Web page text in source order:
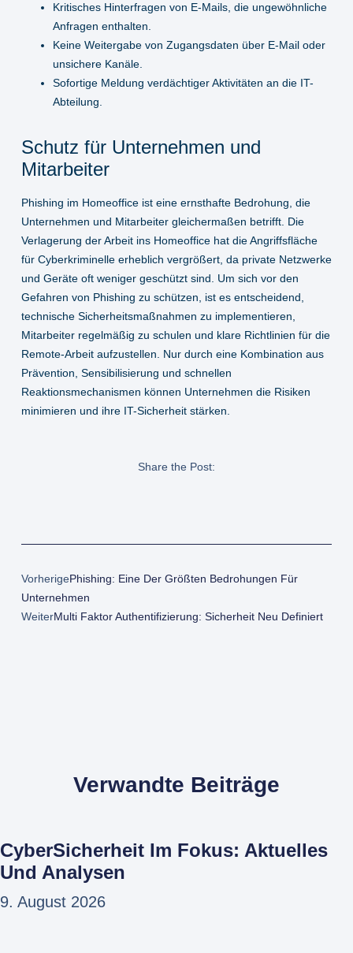
Kritisches Hinterfragen von E-Mails, die ungewöhnliche
Anfragen enthalten.
Keine Weitergabe von Zugangsdaten über E-Mail oder
unsichere Kanäle.
Sofortige Meldung verdächtiger Aktivitäten an die IT-
Abteilung.
Schutz für Unternehmen und
Mitarbeiter
Phishing im Homeofficeist eine ernsthafte Bedrohung, die
Unternehmen und Mitarbeiter gleichermaßen betrifft. Die
Verlagerung der Arbeit ins Homeoffice hat die Angriffsfläche
für Cyberkriminelle erheblich vergrößert, da private Netzwerke
und Geräte oft weniger geschützt sind. Um sich vor den
Gefahren von Phishing zu schützen, ist es entscheidend,
technische Sicherheitsmaßnahmen zu implementieren,
Mitarbeiter regelmäßig zu schulen und klare Richtlinien für die
Remote-Arbeit aufzustellen. Nur durch eine Kombination aus
Prävention, Sensibilisierung und schnellen
Reaktionsmechanismen können Unternehmen die Risiken
minimieren und ihre IT-Sicherheit stärken.
Share the Post:
VorherigePhishing: Eine Der Größten Bedrohungen Für
Unternehmen
WeiterMulti Faktor Authentifizierung: Sicherheit Neu Definiert
Verwandte Beiträge
CyberSicherheit Im Fokus: Aktuelles
Und Analysen
9. August 2026